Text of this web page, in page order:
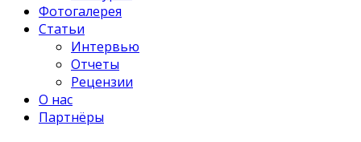
Фотогалерея
Статьи
Интервью
Отчеты
Рецензии
О нас
Партнёры